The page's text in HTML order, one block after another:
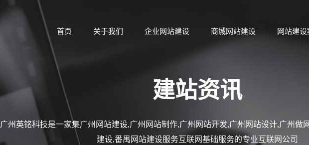
首页 关于我们 企业网站建设 商城网站建设 网站建设
建站资讯
广州英铭科技是一家集广州网站建设,广州网站制作,广州网站开发,广州网站设计,广州做
建设,番禺网站建设服务互联网基础服务的专业互联网公司